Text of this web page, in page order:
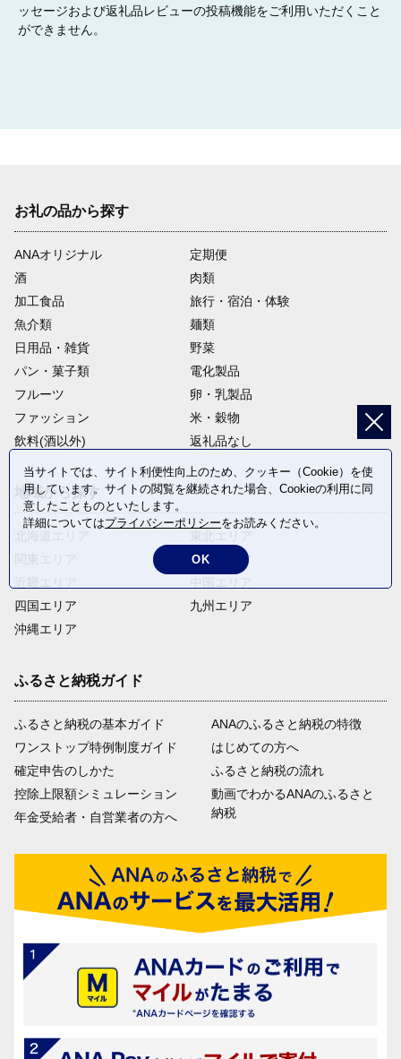
ッセージおよび返礼品レビューの投稿機能をご利用いただくこと
ができません。
お礼の品から探す
ANAオリジナル
定期便
酒
肉類
加工食品
旅行・宿泊・体験
魚介類
麺類
日用品・雑貨
野菜
パン・菓子類
電化製品
フルーツ
卵・乳製品
ファッション
米・穀物
飲料(酒以外)
返礼品なし
地域から探す
四国エリア
沖縄エリア
中部エリア
九州エリア
ふるさと納税ガイド
ふるさと納税の基本ガイド
ワンストップ特例制度ガイド
確定申告のしかた
控除上限額シミュレーション
年金受給者・自営業者の方へ
ANAのふるさと納税の特徴
はじめての方へ
ふるさと納税の流れ
動画でわかるANAのふるさと
納税
当サイトでは、サイト利便性向上のため、クッキー（Cookie）を使
用しています。サイトの閲覧を継続された場合、Cookieの利用に同
意したことものといたします。
詳細についてはプライバシーポリシーをお読みください。
OK